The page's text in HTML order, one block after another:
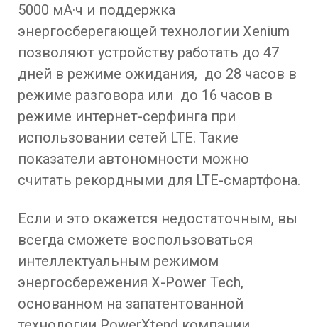
5000 мА·ч и поддержка
энергосберегающей технологии Xenium
позволяют устройству работать до 47
дней в режиме ожидания, до 28 часов в
режиме разговора или до 16 часов в
режиме интернет-серфинга при
использовании сетей LTE. Такие
показатели автономности можно
считать рекордными для LTE-смартфона.
Если и это окажется недостаточным, вы
всегда сможете воспользоваться
интеллектуальным режимом
энергосбережения X-Power Tech,
основанном на запатентованной